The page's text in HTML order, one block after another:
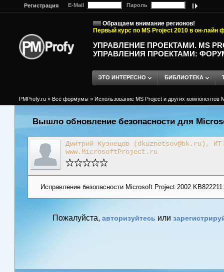
Регистрация E-Mail Пароль
!!!! Обращаем внимание регионов!
Первый курс по MS Project 2010 в он-лайн
УПРАВЛЕНИЕ ПРОЕКТАМИ. MS
УПРАВЛЕНИЯ ПРОЕКТАМИ:
ЭТО ИНТЕРЕСНО БИБЛИОТЕКА
PMProfy.ru » Все формумы » Использование MS Project и других компонентов
Вышло обновление безопасности для
Дмитрий Кузнецов (dkuznetsov@bk.ru),
www.MicrosoftProject.ru
Исправление безопасности Microsoft Project 2002
Пожалуйста, авторизуйтесь или